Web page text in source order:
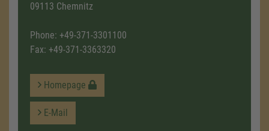
09113 Chemnitz
Phone: +49-371-3301100
Fax: +49-371-3363320
Homepage
E-Mail